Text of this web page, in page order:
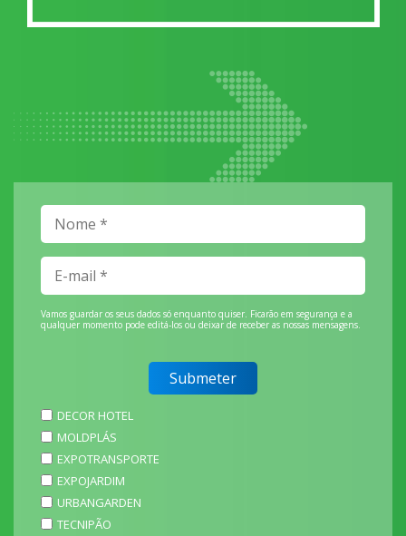
Vamos guardar os seus dados só enquanto quiser. Ficarão em segurança e a
qualquer momento pode editá-los ou deixar de receber as nossas mensagens.
DECOR HOTEL
MOLDPLÁS
EXPOTRANSPORTE
EXPOJARDIM
URBANGARDEN
TECNIPÃO